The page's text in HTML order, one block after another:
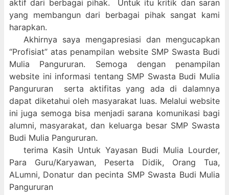
aktif dari berbagai pihak. Untuk itu kritik dan saran
yang membangun dari berbagai pihak sangat kami
harapkan.
Akhirnya saya mengapresiasi dan mengucapkan
“Profisiat” atas penampilan website SMP Swasta Budi
Mulia Pangururan. Semoga dengan penampilan
website ini informasi tentang SMP Swasta Budi Mulia
Pangururan serta aktifitas yang ada di dalamnya
dapat diketahui oleh masyarakat luas. Melalui website
ini juga semoga bisa menjadi sarana komunikasi bagi
alumni, masyarakat, dan keluarga besar SMP Swasta
Budi Mulia Pangururan.
terima Kasih Untuk Yayasan Budi Mulia Lourder,
Para Guru/Karyawan, Peserta Didik, Orang Tua,
ALumni, Donatur dan pecinta SMP Swasta Budi Mulia
Pangururan